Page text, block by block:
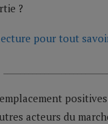
?
pour tout
acteurs du